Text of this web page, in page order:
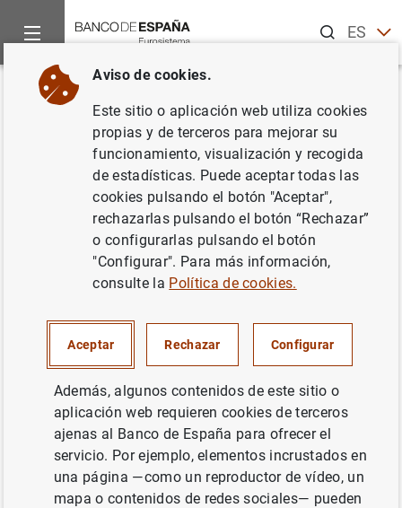
ESEN
Inicio Publicaciones
Volver
La teoría cuantitativa del dinero.
La demanda de dinero en
España: 1883-1998
Blasco-Martel
TIPOS DE CAMBIO
POLÍTICA MONETARIA BANCO DE ESPAÑA
Aviso de cookies.
Este sitio o aplicación web utiliza cookies
propias y de terceros para mejorar su
funcionamiento, visualización y recogida
de estadísticas. Puede aceptar todas las
cookies pulsando el botón "Aceptar",
rechazarlas pulsando el botón “Rechazar”
o configurarlas pulsando el botón
"Configurar". Para más información,
consulte la Política de cookies.
Aceptar Rechazar Configurar
Además, algunos contenidos de este sitio o
aplicación web requieren cookies de terceros
ajenas al Banco de España para ofrecer el
servicio. Por ejemplo, elementos incrustados en
una página —como un reproductor de vídeo, un
mapa o contenidos de redes sociales— pueden